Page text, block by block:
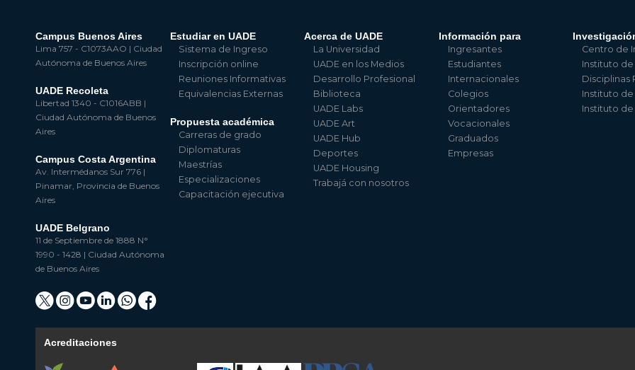
Campus Buenos Aires
Lima 757 - C1073AAO | Ciudad
Autónoma de Buenos Aires
UADE Recoleta
Libertad 1340 - C1016ABB |
Ciudad Autónoma de Buenos
Aires
Campus Costa Argentina
Av. Intermédanos Sur 776 |
Pinamar, Provincia de Buenos
Aires
UADE Belgrano
11 de Septiembre de 1888 N°
1990 - 1428 | Ciudad Autónoma
de Buenos Aires
Estudiar en UADE
Sistema de Ingreso
Inscripción online
Reuniones Informativas
Equivalencias Externas
Propuesta académica
Carreras de grado
Diplomaturas
Maestrías
Especializaciones
Capacitación ejecutiva
Acerca de UADE
La Universidad
UADE en los Medios
Desarrollo Profesional
Biblioteca
UADE Labs
UADE Art
UADE Hub
Deportes
UADE Housing
Trabajá con nosotros
Información para
Ingresantes
Estudiantes
Internacionales
Colegios
Orientadores
Vocacionales
Graduados
Empresas
Centro de
Instituto de
Disciplinas
Instituto
Instituto
Acreditaciones